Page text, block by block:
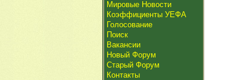
Мировые Новости
Коэффициенты УЕФА
Голосование
Поиск
Вакансии
Новый Форум
Старый Форум
Контакты